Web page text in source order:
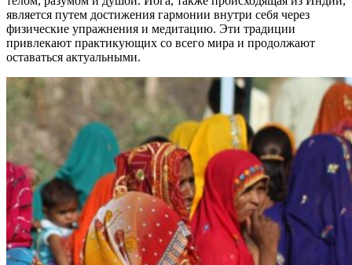
является путем достижения гармонии внутри себя через
физические упражнения и медитацию. Эти традиции
привлекают практикующих со всего мира и продолжают
оставаться актуальными.